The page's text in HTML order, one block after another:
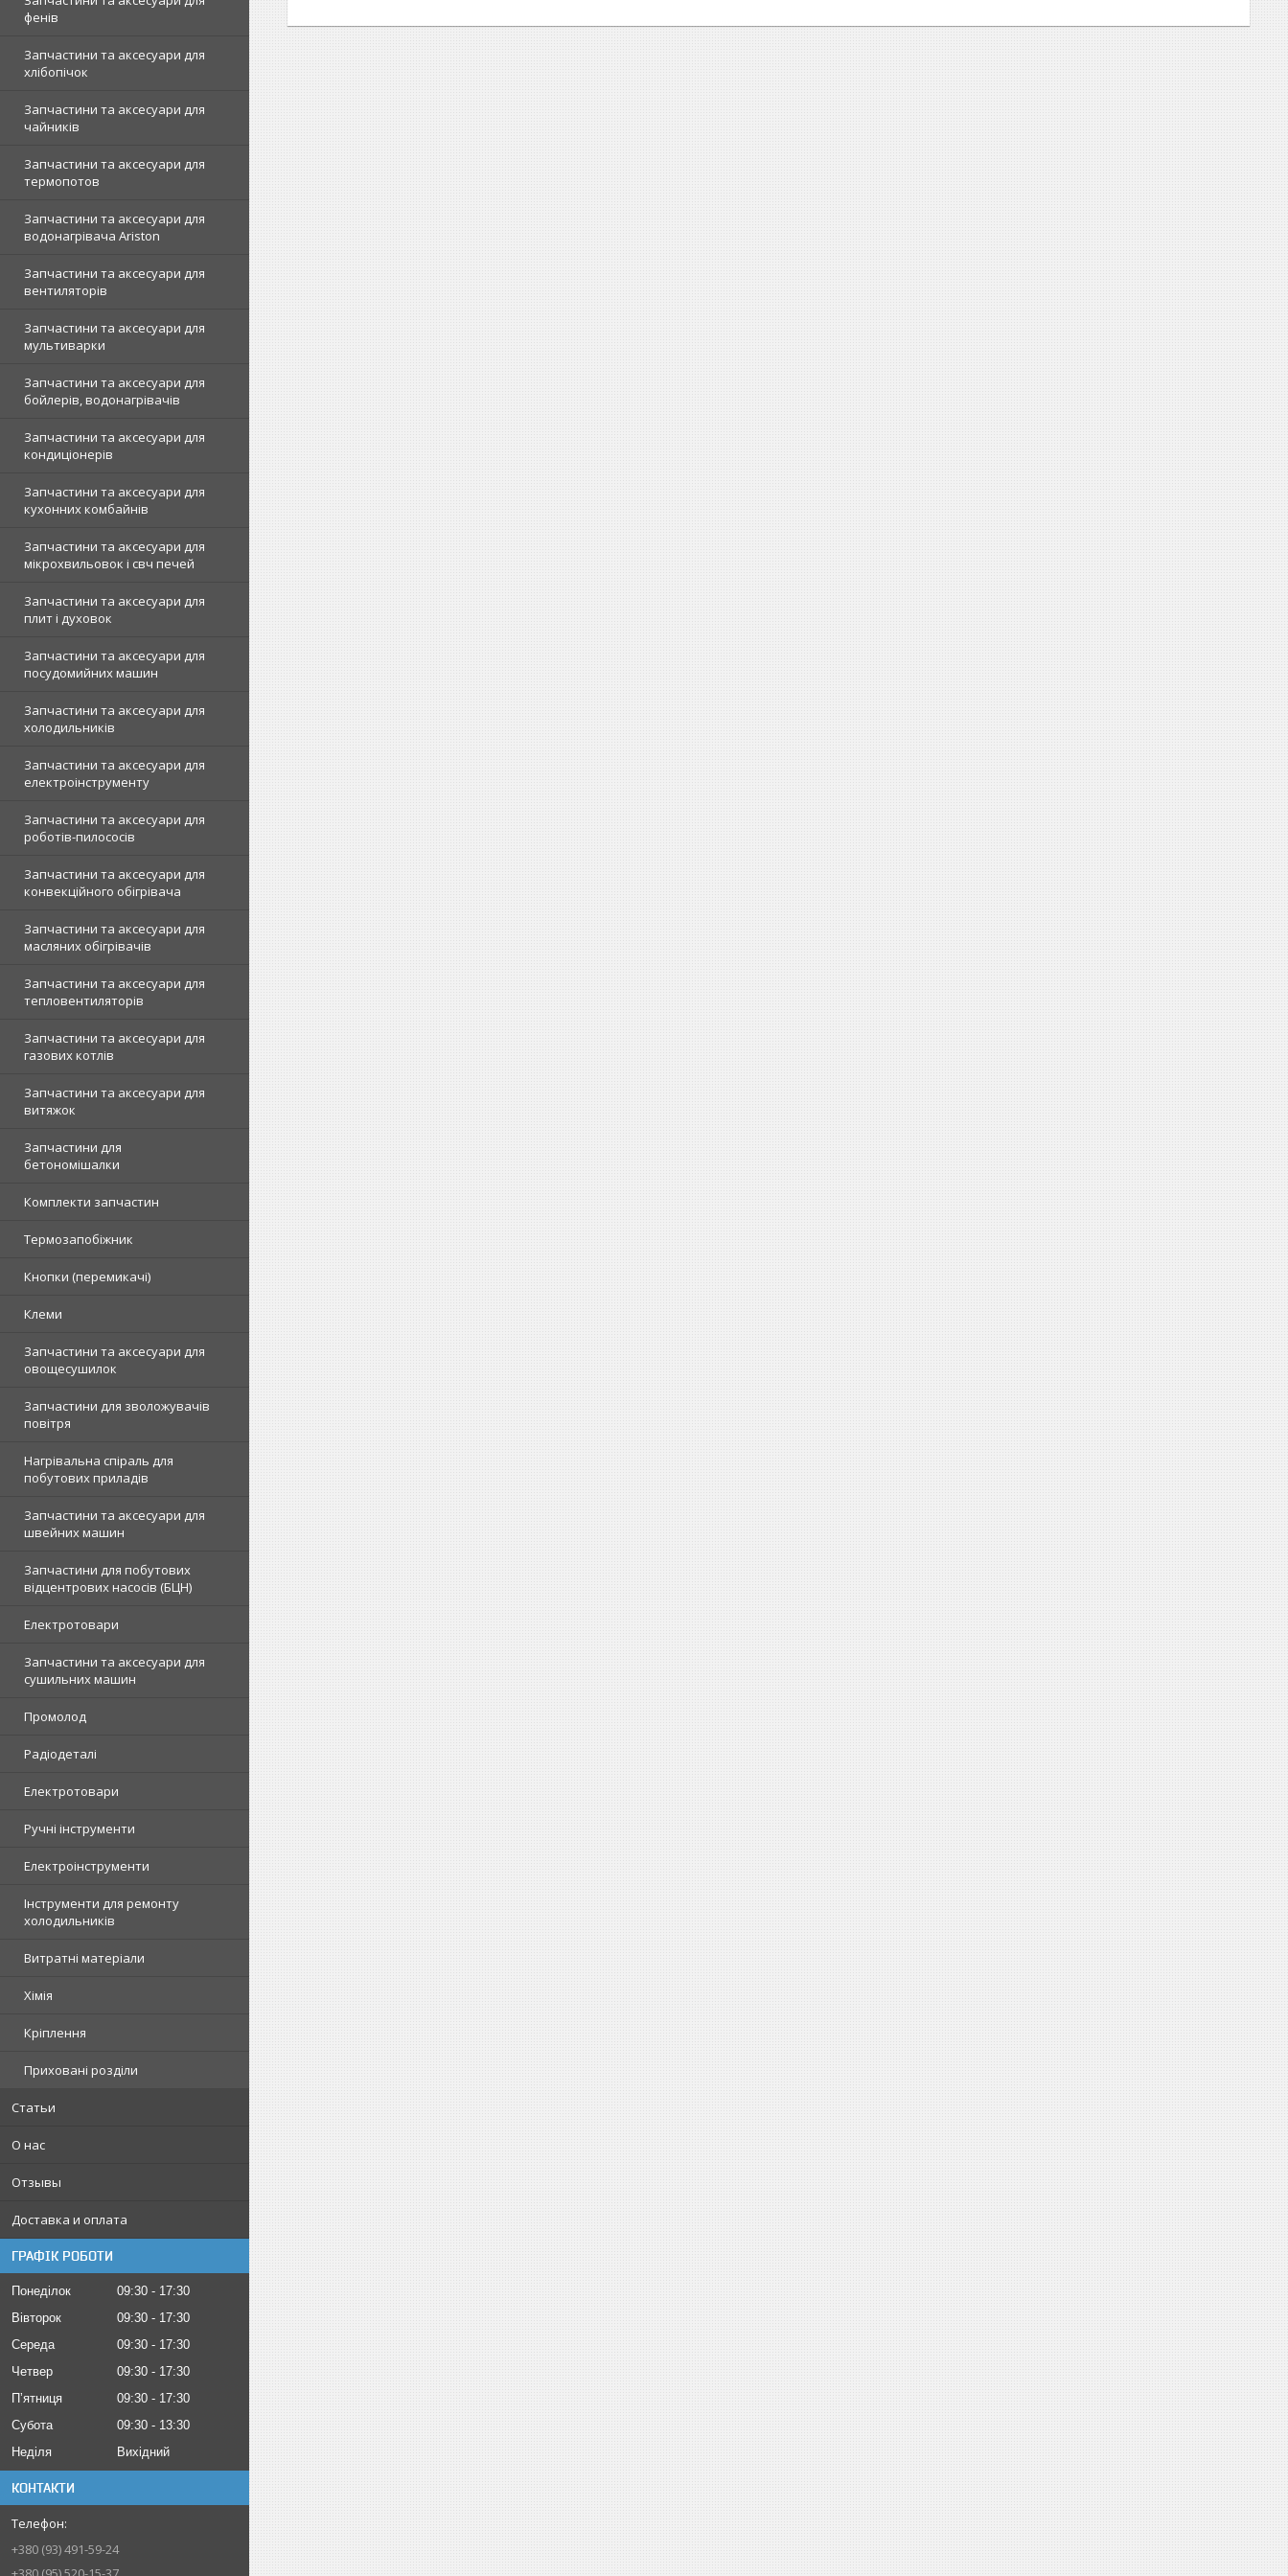
фенів
Запчастини та аксесуари для
хлібопічок
Запчастини та аксесуари для
чайників
Запчастини та аксесуари для
термопотов
Запчастини та аксесуари для
водонагрівача Ariston
Запчастини та аксесуари для
вентиляторів
Запчастини та аксесуари для
мультиварки
Запчастини та аксесуари для
бойлерів, водонагрівачів
Запчастини та аксесуари для
кондиціонерів
Запчастини та аксесуари для
кухонних комбайнів
Запчастини та аксесуари для
мікрохвильовок і свч печей
Запчастини та аксесуари для
плит і духовок
Запчастини та аксесуари для
посудомийних машин
Запчастини та аксесуари для
холодильників
Запчастини та аксесуари для
електроінструменту
Запчастини та аксесуари для
роботів-пилососів
Запчастини та аксесуари для
конвекційного обігрівача
Запчастини та аксесуари для
масляних обігрівачів
Запчастини та аксесуари для
тепловентиляторів
Запчастини та аксесуари для
газових котлів
Запчастини та аксесуари для
витяжок
Запчастини для
бетономішалки
Комплекти запчастин
Термозапобіжник
Кнопки (перемикачі)
Клеми
Запчастини та аксесуари для
овощесушилок
Запчастини для зволожувачів
повітря
Нагрівальна спіраль для
побутових приладів
Запчастини та аксесуари для
швейних машин
Запчастини для побутових
відцентрових насосів (БЦН)
Електротовари
Запчастини та аксесуари для
сушильних машин
Промолод
Радіодеталі
Електротовари
Ручні інструменти
Електроінструменти
Інструменти для ремонту
холодильників
Витратні матеріали
Хімія
Кріплення
Приховані розділи
Статьи
О нас
Отзывы
Доставка и оплата
ГРАФІК РОБОТИ
Понеділок 09:30
17:30
Вівторок
09:30
17:30
Середа
09:30
17:30
Четвер
09:30
17:30
Пʼятниця
09:30
17:30
Субота
09:30
13:30
Неділя
Вихідний
КОНТАКТИ
+380 (93) 491-59-24